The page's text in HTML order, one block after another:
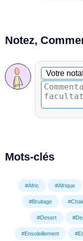
Notez,
Commentaire
Votre notation
Mots-clés
#Afric #Afrique
#Bruitage
#Desert
#Ensoleillement